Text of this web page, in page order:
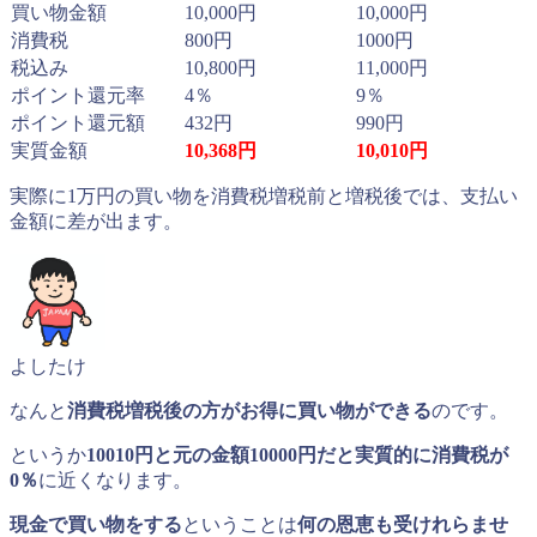
買い物金額
10,000円
10,000円
消費税
800円
1000円
税込み
10,800円
11,000円
ポイント還元率
4％
9％
ポイント還元額
432円
990円
実質金額
10,368円 10,010円
実際に1万円の買い物を消費税増税前と増税後では、支払い
金額に差が出ます。
よしたけ
なんと消費税増税後の方がお得に買い物ができるのです。
というか10010円と元の金額10000円だと実質的に消費税が
0％に近くなります。
現金で買い物をするということは何の恩恵も受けれらませ